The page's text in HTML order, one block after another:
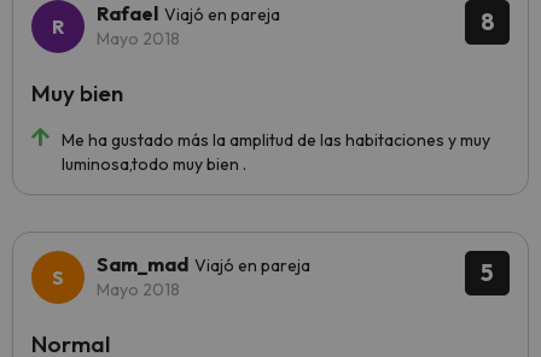
8
Rafael Viajó en pareja
Mayo 2018
Me ha gustado más la amplitud de las habitaciones y muy
luminosa,todo muy bien .
Muy bien
5
Sam_mad Viajó en pareja
Mayo 2018
Normal